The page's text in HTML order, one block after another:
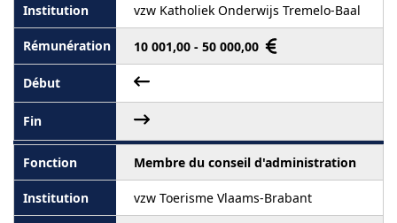
vzw Katholiek Onderwijs Tremelo-Baal
10 001,00 - 50 000,00
Membre du conseil d'administration
vzw Toerisme Vlaams-Brabant